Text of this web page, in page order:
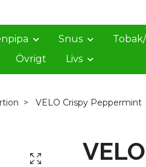
Snus
Övrigt Livs
VELO Crispy Peppermint